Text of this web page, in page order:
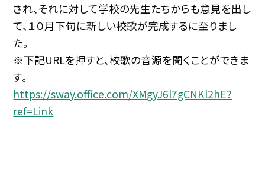
され、それに対して学校の先生たちからも意見を出し
て、１０月下旬に新しい校歌が完成するに至りまし
た。
※下記URLを押すと、校歌の音源を聞くことができま
す。
https://sway.office.com/XMgyJ6l7gCNKl2hE?
ref=Link